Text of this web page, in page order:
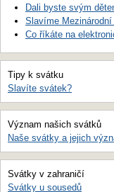
Dali byste svým
Slavíme Mezinárodní
Co říkáte na
Tipy k svátku
Slavíte svátek?
Význam našich svátků
Naše svátky a jejich
Svátky v zahraničí
Svátky u sousedů